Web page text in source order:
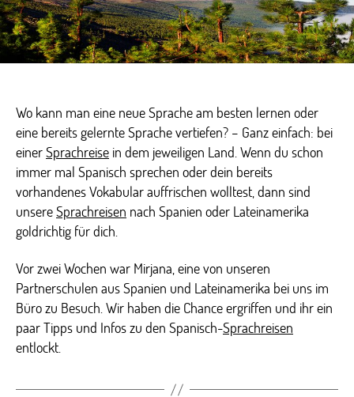
Wo kann man eine neue Sprache am besten lernen oder
eine bereits gelernte Sprache vertiefen? – Ganz einfach: bei
einerSprachreise in dem jeweiligen Land. Wenn du schon
immer mal Spanisch sprechen oder dein bereits
vorhandenes Vokabular auffrischen wolltest, dann sind
unsereSprachreisen nach Spanien oder Lateinamerika
goldrichtig für dich.
Vor zwei Wochen war Mirjana, eine von unseren
Partnerschulen aus Spanien und Lateinamerika bei uns im
Büro zu Besuch. Wir haben die Chance ergriffen und ihr ein
paar Tipps und Infos zu den Spanisch-Sprachreisen
entlockt.